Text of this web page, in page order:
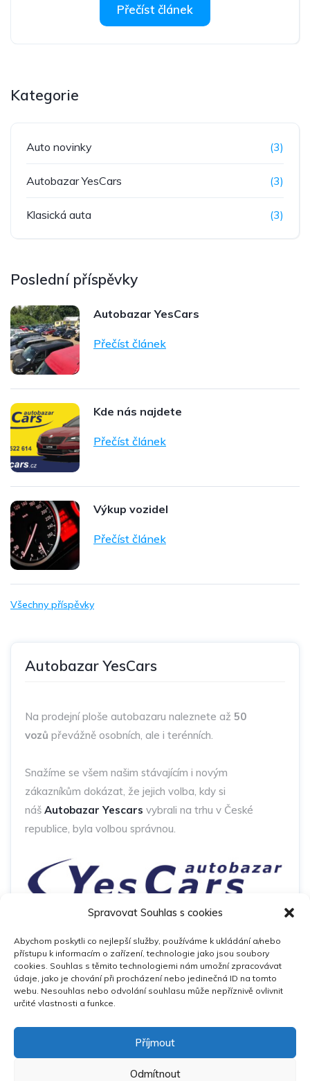
Spravovat Souhlas s cookies
Abychom poskytli co nejlepší služby, používáme k ukládání a/nebo
přístupu k informacím o zařízení, technologie jako jsou soubory
cookies. Souhlas s těmito technologiemi nám umožní zpracovávat
údaje, jako je chování při procházení nebo jedinečná ID na tomto
webu. Nesouhlas nebo odvolání souhlasu může nepříznivě ovlivnit
určité vlastnosti a funkce.
Příjmout
Odmítnout
Přečíst článek
Kategorie
Auto novinky (3)
Autobazar YesCars (3)
Klasická auta (3)
Poslední příspěvky
Autobazar YesCars
Přečíst článek
Kde nás najdete
Přečíst článek
Výkup vozidel
Přečíst článek
Všechny příspěvky
Autobazar YesCars
Na prodejní ploše autobazaru naleznete až 50
vozů převážně osobních, ale i terénních.
Snažíme se všem našim stávajícím i novým
zákazníkům dokázat, že jejich volba, kdy si
náš Autobazar Yescars vybrali na trhu v České
republice, byla volbou správnou.
Odkazy